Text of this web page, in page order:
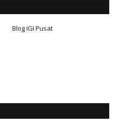
Blog IGI Pusat